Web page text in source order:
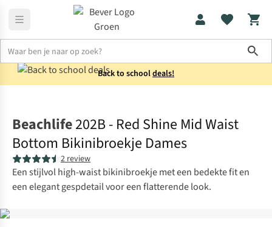
Back to schooldeals!
Beachlife202B - Red Shine Mid Waist
Bottom Bikinibroekje Dames
2 review
Een stijlvol high-waist bikinibroekje met een bedekte fit en
een elegant gespdetail voor een flatterende look.